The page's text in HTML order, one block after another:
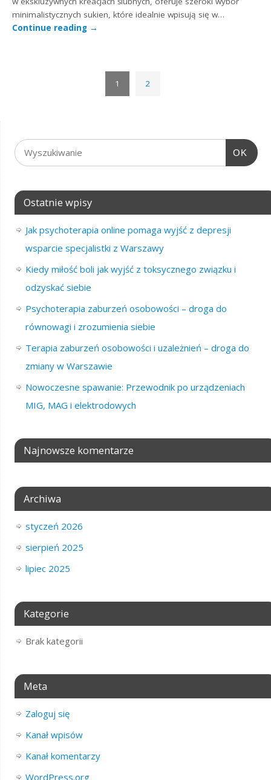
minimalistycznych sukien, które idealnie wpisują się w…
Continue reading →
1 2
OK
Ostatnie wpisy
Jak psychoterapia online pomaga wyjść z depresji
wsparcie specjalistki z Warszawy
Kiedy miłość boli jak wyjść z toksycznego związku i
odzyskać siebie
Psychoterapia zaburzeń osobowości – droga do
równowagi i zrozumienia siebie
Terapia zaburzeń osobowości i uzależnień – droga do
zmiany w Warszawie
Nowoczesne spawanie: Przewodnik po urządzeniach
MIG, MAG i elektrodowych
Najnowsze komentarze
Archiwa
styczeń 2026
sierpień 2025
lipiec 2025
Kategorie
Brak kategorii
Meta
Zaloguj się
Kanał wpisów
Kanał komentarzy
WordPress.org